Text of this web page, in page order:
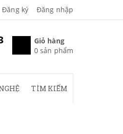
Đăng ký Đăng nhập
Giỏ hàng
0 sản phẩm
TÌM KIẾM